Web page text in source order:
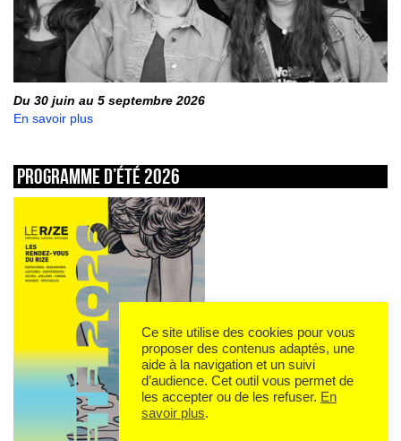
Du 30 juin au 5 septembre 2026
En savoir plus
Programme d’été 2026
Ce site utilise des cookies pour vous
proposer des contenus adaptés, une
aide à la navigation et un suivi
d’audience. Cet outil vous permet de
les accepter ou de les refuser. En
savoir plus.